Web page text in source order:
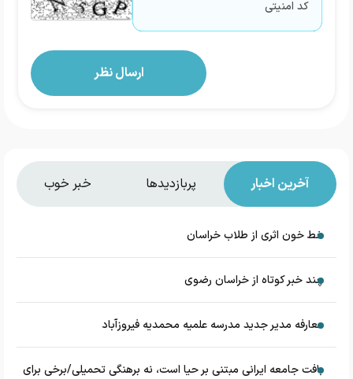
آخرین اخبار پربازدیدها خبر خوب
خط خون اثری از طلاب خراسان
چند خبر کوتاه از خراسان رضوی
معارفه مدیر جدید مدرسه علمیه محمدیه فیروزآباد
بافت جامعه ایرانی مبتنی بر حیا است، نه برهنگی تحمیلی/برخی برای